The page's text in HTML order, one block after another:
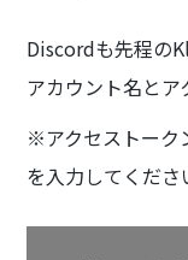
Discordも先程の
アカウント名と
※アクセストーク
を入力してくださ